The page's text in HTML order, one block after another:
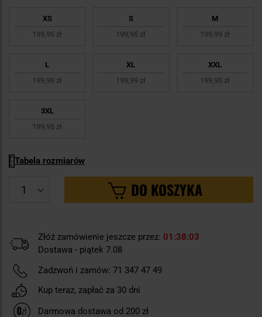
XS
199,95 zł
S
199,95 zł
M
199,99 zł
L
199,99 zł
XL
199,99 zł
XXL
199,95 zł
3XL
199,95 zł
Tabela rozmiarów
DO KOSZYKA
Złóż zamówienie jeszcze przez: 01 38 02
Dostawa - piątek 7.08
Zadzwoń i zamów: 71 347 47 49
Kup teraz, zapłać za 30 dni
Darmowa dostawa od 200 zł